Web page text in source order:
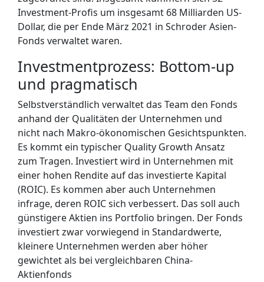
Investment-Profis um insgesamt 68 Milliarden US-
Dollar, die per Ende März 2021 in Schroder Asien-
Fonds verwaltet waren.
Investmentprozess: Bottom-up
und pragmatisch
Selbstverständlich verwaltet das Team den Fonds
anhand der Qualitäten der Unternehmen und
nicht nach Makro-ökonomischen Gesichtspunkten.
Es kommt ein typischer Quality Growth Ansatz
zum Tragen. Investiert wird in Unternehmen mit
einer hohen Rendite auf das investierte Kapital
(ROIC). Es kommen aber auch Unternehmen
infrage, deren ROIC sich verbessert. Das soll auch
günstigere Aktien ins Portfolio bringen. Der Fonds
investiert zwar vorwiegend in Standardwerte,
kleinere Unternehmen werden aber höher
gewichtet als bei vergleichbaren China-
Aktienfonds